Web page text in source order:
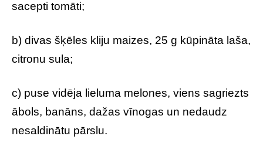
sacepti tomāti;
b) divas šķēles kliju maizes, 25 g kūpināta laša,
citronu sula;
c) puse vidēja lieluma melones, viens sagriezts
ābols, banāns, dažas vīnogas un nedaudz
nesaldinātu pārslu.